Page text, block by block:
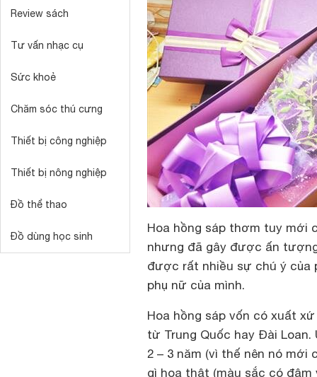
Review sách
Tư vấn nhạc cụ
Sức khoẻ
Chăm sóc thú cưng
Thiết bị công nghiệp
Thiết bị nông nghiệp
Đồ thể thao
Đồ dùng học sinh
Hoa hồng sáp thơm tuy mới
nhưng đã gây được ấn
được rất nhiều sự chú ý của
phụ nữ của mình.
Hoa hồng sáp vốn có xuất
từ Trung Quốc hay Đài
2 – 3 năm (vì thế nên nó mới
gì hoa thật (màu sắc có